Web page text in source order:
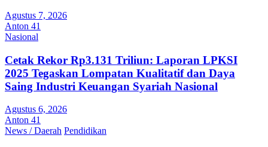
Agustus 7, 2026
Anton 41
Nasional
Cetak Rekor Rp3.131 Triliun: Laporan LPKSI
2025 Tegaskan Lompatan Kualitatif dan Daya
Saing Industri Keuangan Syariah Nasional
Agustus 6, 2026
Anton 41
News / Daerah Pendidikan